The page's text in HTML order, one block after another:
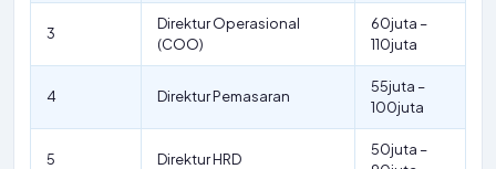
3
Direktur Operasional
(COO)
60juta –
110juta
4 Direktur Pemasaran
55juta –
100juta
5 Direktur HRD
50juta –